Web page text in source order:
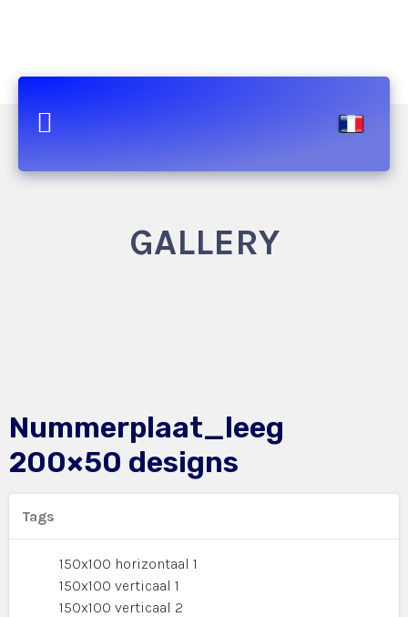
GALLERY
Nummerplaat_leeg
200×50 designs
Tags
150x100 horizontaal 1
150x100 verticaal 1
150x100 verticaal 2